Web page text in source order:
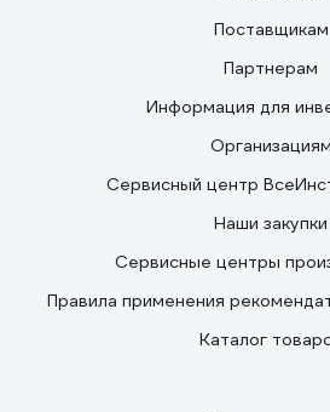
Поставщикам
Партнерам
Информация для
Организациям
Сервисный центр
Наши закупки
Сервисные центры
Правила применения
Каталог